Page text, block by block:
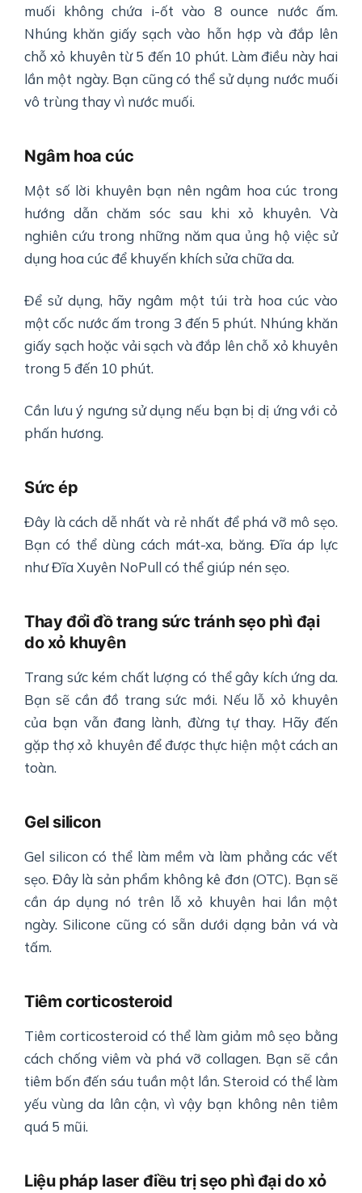
muối không chứa i-ốt vào 8 ounce nước ấm.
Nhúng khăn giấy sạch vào hỗn hợp và đắp lên
chỗ xỏ khuyên từ 5 đến 10 phút. Làm điều này hai
lần một ngày. Bạn cũng có thể sử dụng nước muối
vô trùng thay vì nước muối.
Ngâm hoa cúc
Một số lời khuyên bạn nên ngâm hoa cúc trong
hướng dẫn chăm sóc sau khi xỏ khuyên. Và
nghiên cứu trong những năm qua ủng hộ việc sử
dụng hoa cúc để khuyến khích sửa chữa da.
Để sử dụng, hãy ngâm một túi trà hoa cúc vào
một cốc nước ấm trong 3 đến 5 phút. Nhúng khăn
giấy sạch hoặc vải sạch và đắp lên chỗ xỏ khuyên
trong 5 đến 10 phút.
Cần lưu ý ngưng sử dụng nếu bạn bị dị ứng với cỏ
phấn hương.
Sức ép
Đây là cách dễ nhất và rẻ nhất để phá vỡ mô sẹo.
Bạn có thể dùng cách mát-xa, băng. Đĩa áp lực
như Đĩa Xuyên NoPull có thể giúp nén sẹo.
Thay đổi đồ trang sức tránh sẹo phì đại
do xỏ khuyên
Trang sức kém chất lượng có thể gây kích ứng da.
Bạn sẽ cần đồ trang sức mới. Nếu lỗ xỏ khuyên
của bạn vẫn đang lành, đừng tự thay. Hãy đến
gặp thợ xỏ khuyên để được thực hiện một cách an
toàn.
Gel silicon
Gel silicon có thể làm mềm và làm phẳng các vết
sẹo. Đây là sản phẩm không kê đơn (OTC). Bạn sẽ
cần áp dụng nó trên lỗ xỏ khuyên hai lần một
ngày. Silicone cũng có sẵn dưới dạng bản vá và
tấm.
Tiêm corticosteroid
Tiêm corticosteroid có thể làm giảm mô sẹo bằng
cách chống viêm và phá vỡ collagen. Bạn sẽ cần
tiêm bốn đến sáu tuần một lần. Steroid có thể làm
yếu vùng da lân cận, vì vậy bạn không nên tiêm
quá 5 mũi.
Liệu pháp laser điều trị sẹo phì đại do xỏ